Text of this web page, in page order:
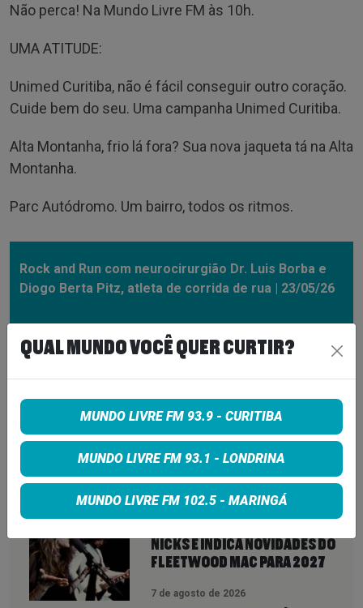
Não perca! Na Mundo Livre FM às 10h.
UMA ATITUDE:
Unimed Curitiba, não é fácil conseguir outro coração.
Cuide bem do seu. Uma campanha Unimed Curitiba.
Alta Montanha, frio lá fora? Sua nova jaqueta tá na Alta
Montanha.
Parc Autódromo. Um bairro, todos os ritmos.
Rock and Run com neurocirurgião Dr. Luis Borba e
Diogo Berta Pitz, atleta de corrida de rua | 23/05/26
VEJA TAMBÉM
LINDSEY BUCKINGHAM REVELA
NICKS E INDICA NOVIDADES DO
FLEETWOOD MAC PARA 2027
7 de agosto de 2026
QUAL MUNDO VOCÊ QUER CURTIR?
MUNDO LIVRE FM 93.9 - CURITIBA
MUNDO LIVRE FM 93.1 - LONDRINA
MUNDO LIVRE FM 102.5 - MARINGÁ